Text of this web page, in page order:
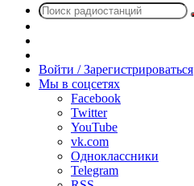
радио
Войти / Зарегистрироваться
Мы в соцсетях
Facebook
Twitter
YouTube
vk.com
Одноклассники
Telegram